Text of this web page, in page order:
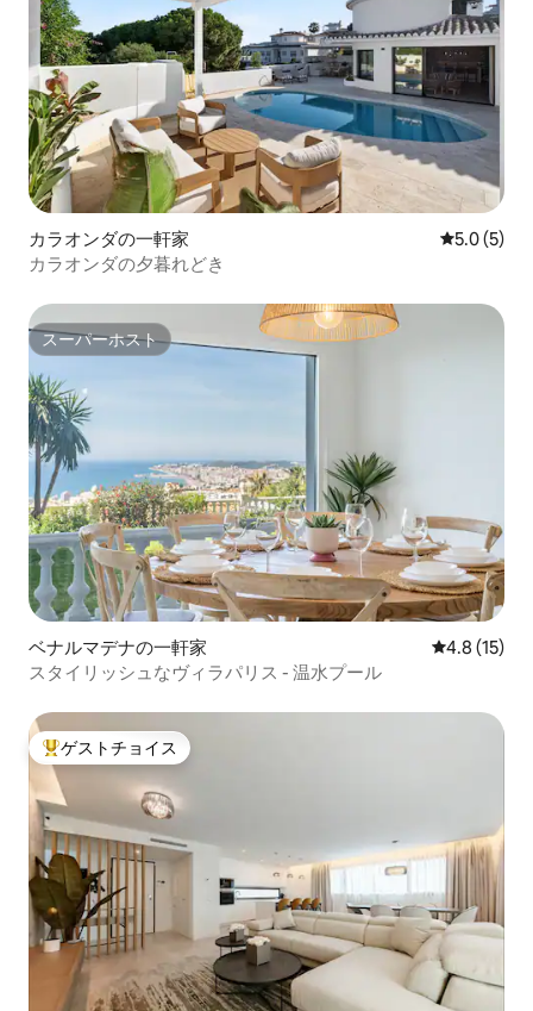
カラオンダの一軒家 レビュー5
5.0 (5)
カラオンダの夕暮れどき
スーパーホスト
スーパーホスト
ベナルマデナの一軒家 レビュー15
4.8 (15)
スタイリッシュなヴィラパリス - 温水プール
大好評のゲストチョイスです。
ゲストチョイス